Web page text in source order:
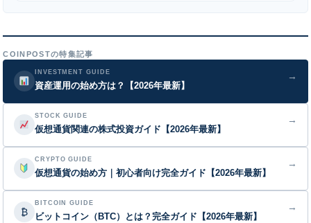
COINPOSTの特集記事
INVESTMENT GUIDE
資産運用の始め方は？【2026年最新】
→
STOCK GUIDE
仮想通貨関連の株式投資ガイド【2026年最新】
→
CRYPTO GUIDE
仮想通貨の始め方｜初心者向け完全ガイド【2026年最新】
→
₿
BITCOIN GUIDE
ビットコイン（BTC）とは？完全ガイド【2026年最新】
→